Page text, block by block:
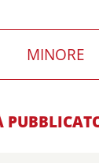
MINORE